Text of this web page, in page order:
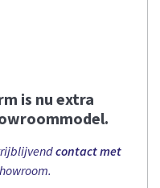
is nu extra
contact met